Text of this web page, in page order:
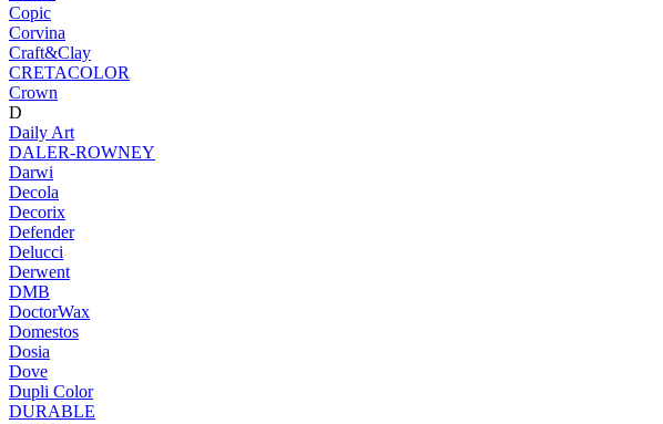
Copic
Corvina
Craft&Clay
CRETACOLOR
Crown
D
Daily Art
DALER-ROWNEY
Darwi
Decola
Decorix
Defender
Delucci
Derwent
DMB
DoctorWax
Domestos
Dosia
Dove
Dupli Color
DURABLE